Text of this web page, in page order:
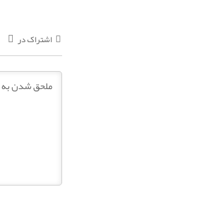
اشتراک در